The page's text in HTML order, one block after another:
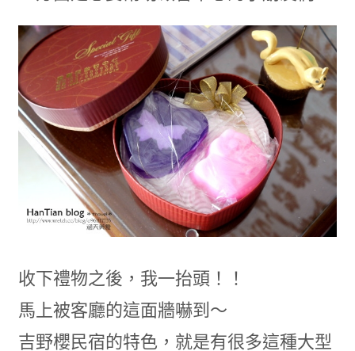
收下禮物之後，我一抬頭！！
馬上被客廳的這面牆嚇到～
吉野櫻民宿的特色，就是有很多這種大型